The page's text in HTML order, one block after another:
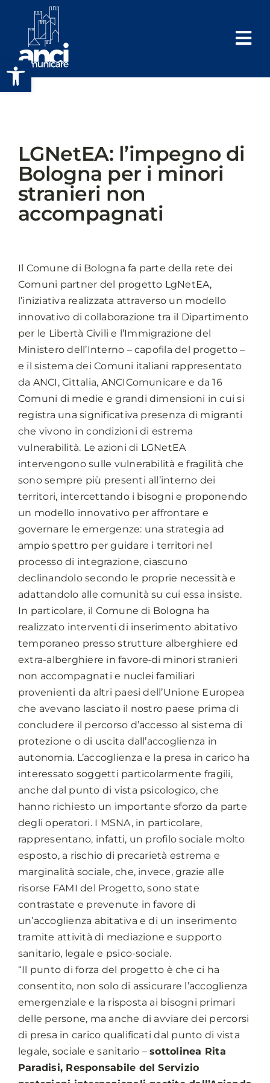
Apri la barra degli strumenti
contenuto
LGNetEA: l’impegno di
Bologna per i minori
stranieri non
accompagnati
Il Comune di Bologna fa parte della rete dei
Comuni partner del progetto LgNetEA,
l’iniziativa realizzata attraverso un modello
innovativo di collaborazione tra il Dipartimento
per le Libertà Civili e l’Immigrazione del
Ministero dell’Interno – capofila del progetto –
e il sistema dei Comuni italiani rappresentato
da ANCI, Cittalia, ANCIComunicare e da 16
Comuni di medie e grandi dimensioni in cui si
registra una significativa presenza di migranti
che vivono in condizioni di estrema
vulnerabilità. Le azioni di LGNetEA
intervengono sulle vulnerabilità e fragilità che
sono sempre più presenti all’interno dei
territori, intercettando i bisogni e proponendo
un modello innovativo per affrontare e
governare le emergenze: una strategia ad
ampio spettro per guidare i territori nel
processo di integrazione, ciascuno
declinandolo secondo le proprie necessità e
adattandolo alle comunità su cui essa insiste.
In particolare, il Comune di Bologna ha
realizzato interventi di inserimento abitativo
temporaneo presso strutture alberghiere ed
extra-alberghiere in favore di minori stranieri
non accompagnati e nuclei familiari
provenienti da altri paesi dell’Unione Europea
che avevano lasciato il nostro paese prima di
concludere il percorso d’accesso al sistema di
protezione o di uscita dall’accoglienza in
autonomia. L’accoglienza e la presa in carico ha
interessato soggetti particolarmente fragili,
anche dal punto di vista psicologico, che
hanno richiesto un importante sforzo da parte
degli operatori. I MSNA, in particolare,
rappresentano, infatti, un profilo sociale molto
esposto, a rischio di precarietà estrema e
marginalità sociale, che, invece, grazie alle
risorse FAMI del Progetto, sono state
contrastate e prevenute in favore di
un’accoglienza abitativa e di un inserimento
tramite attività di mediazione e supporto
sanitario, legale e psico-sociale.
“Il punto di forza del progetto è che ci ha
consentito, non solo di assicurare l’accoglienza
emergenziale e la risposta ai bisogni primari
delle persone, ma anche di avviare dei percorsi
di presa in carico qualificati dal punto di vista
legale, sociale e sanitario –sottolinea Rita
Paradisi, Responsabile del Servizio